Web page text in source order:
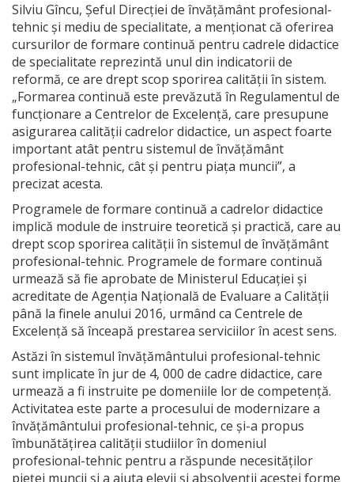
Silviu Gîncu, Șeful Direcției de învățământ profesional-
tehnic și mediu de specialitate, a menționat că oferirea
cursurilor de formare continuă pentru cadrele didactice
de specialitate reprezintă unul din indicatorii de
reformă, ce are drept scop sporirea calității în sistem.
„Formarea continuă este prevăzută în Regulamentul de
funcționare a Centrelor de Excelență, care presupune
asigurarea calității cadrelor didactice, un aspect foarte
important atât pentru sistemul de învățământ
profesional-tehnic, cât și pentru piața muncii”, a
precizat acesta.
Programele de formare continuă a cadrelor didactice
implică module de instruire teoretică și practică, care au
drept scop sporirea calității în sistemul de învățământ
profesional-tehnic. Programele de formare continuă
urmează să fie aprobate de Ministerul Educației și
acreditate de Agenția Națională de Evaluare a Calității
până la finele anului 2016, urmând ca Centrele de
Excelență să înceapă prestarea serviciilor în acest sens.
Astăzi în sistemul învățământului profesional-tehnic
sunt implicate în jur de 4, 000 de cadre didactice, care
urmează a fi instruite pe domeniile lor de competență.
Activitatea este parte a procesului de modernizare a
învățământului profesional-tehnic, ce și-a propus
îmbunătățirea calității studiilor în domeniul
profesional-tehnic pentru a răspunde necesităților
pieței muncii și a ajuta elevii și absolvenții acestei forme